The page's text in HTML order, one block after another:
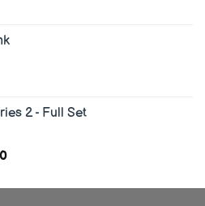
2 - Full Set